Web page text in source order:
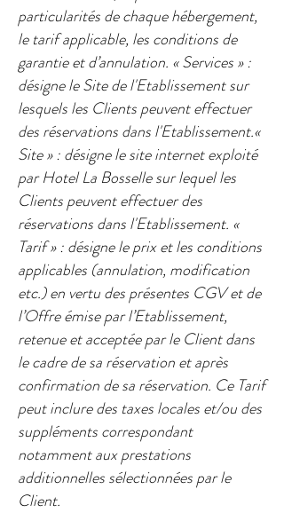
particularités de chaque hébergement,
le tarif applicable, les conditions de
garantie et d’annulation.​ « Services » :
désigne le Site de l'Etablissement sur
lesquels les Clients peuvent effectuer
des réservations dans l'Etablissement.​«
Site » : désigne le site internet exploité
par Hotel La Bosselle sur lequel les
Clients peuvent effectuer des
réservations dans l'Etablissement. ​«
Tarif » : désigne le prix et les conditions
applicables (annulation, modification
etc.) en vertu des présentes CGV et de
l’Offre émise par l’Etablissement,
retenue et acceptée par le Client dans
le cadre de sa réservation et après
confirmation de sa réservation. Ce Tarif
peut inclure des taxes locales et/ou des
suppléments correspondant
notamment aux prestations
additionnelles sélectionnées par le
Client.